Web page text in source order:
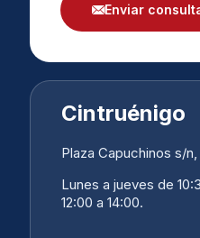
Enviar
Cintruénigo
Plaza Capuchinos s/n,
Lunes a jueves de
12:00 a 14:00.